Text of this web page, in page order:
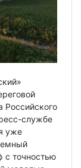
Российского
службе
уже
с точностью